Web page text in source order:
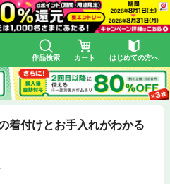
作品検索 カート はじめての方へ
着付けとお手入れがわかる